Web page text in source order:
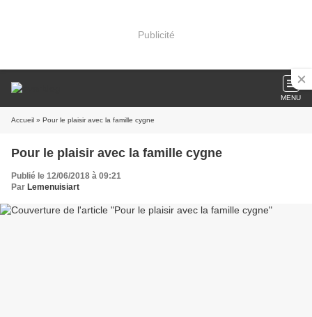
Publicité
MENU
Accueil » Pour le plaisir avec la famille cygne
Pour le plaisir avec la famille cygne
Publié le 12/06/2018 à 09:21
Par Lemenuisiart